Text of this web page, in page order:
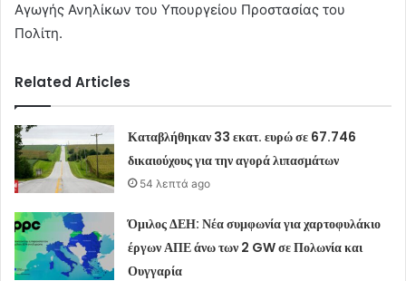
Αγωγής Ανηλίκων του Υπουργείου Προστασίας του
Πολίτη.
Related Articles
Καταβλήθηκαν 33 εκατ. ευρώ σε 67.746
δικαιούχους για την αγορά λιπασμάτων
54 λεπτά ago
Όμιλος ΔΕΗ: Νέα συμφωνία για χαρτοφυλάκιο
έργων ΑΠΕ άνω των 2 GW σε Πολωνία και
Ουγγαρία